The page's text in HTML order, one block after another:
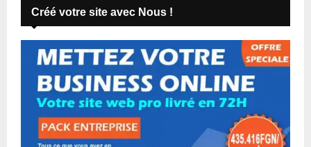
Créé votre site avec Nous !